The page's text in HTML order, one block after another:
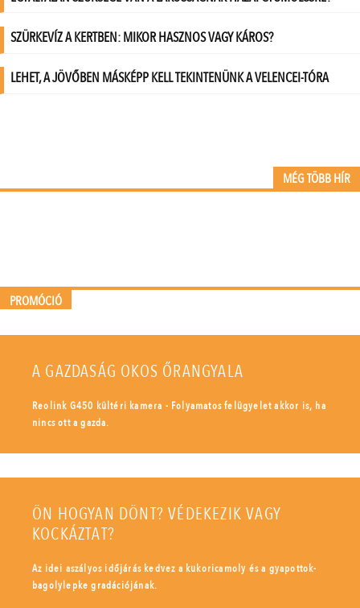
MÉG TÖBB HÍR
PROMÓCIÓ
A GAZDASÁG OKOS ŐRANGYALA
Reolink G450 kültéri kamera - Folyamatos felügyelet akkor is, ha
nincs ott a gazda.
ÖN HOGYAN DÖNT? VÉDEKEZIK VAGY
KOCKÁZTAT?
Az idei aszályos időjárás kedvez a kukoricamoly és a gyapottok-
bagolylepke gradációjának.